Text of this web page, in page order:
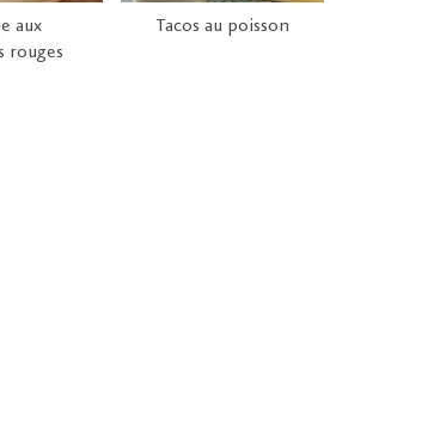
aux
rouges
Tacos au poisson